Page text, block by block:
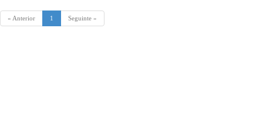
« Anterior 1 Seguinte »